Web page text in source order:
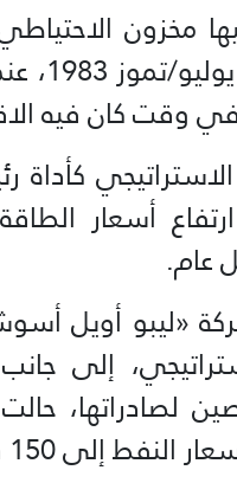
مخزون
دون
في وقت كان فيه
أسعار
عام.
«ليبو أويل
إلى
لصادراتها،
150 دولاراً للبرميل.